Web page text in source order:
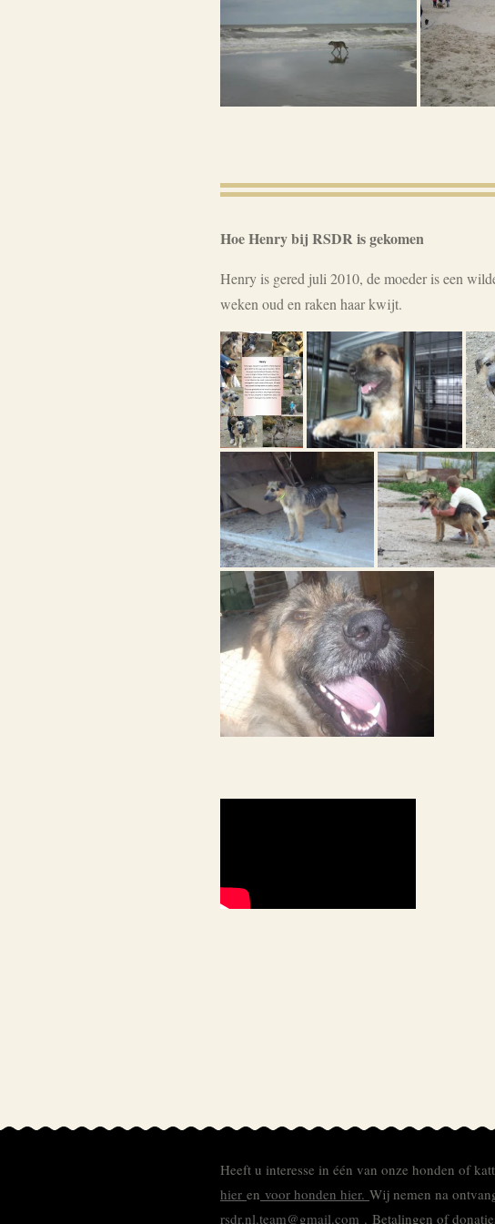
Hoe Henry bij RSDR is gekomen
Henry is gered juli 2010, de moeder is een
weken oud en raken haar kwijt.
Heeft u interesse in één van onze honden of
hier en voor honden hier. Wij nemen na
rsdr.nl.team@gmail.com . Betalingen of